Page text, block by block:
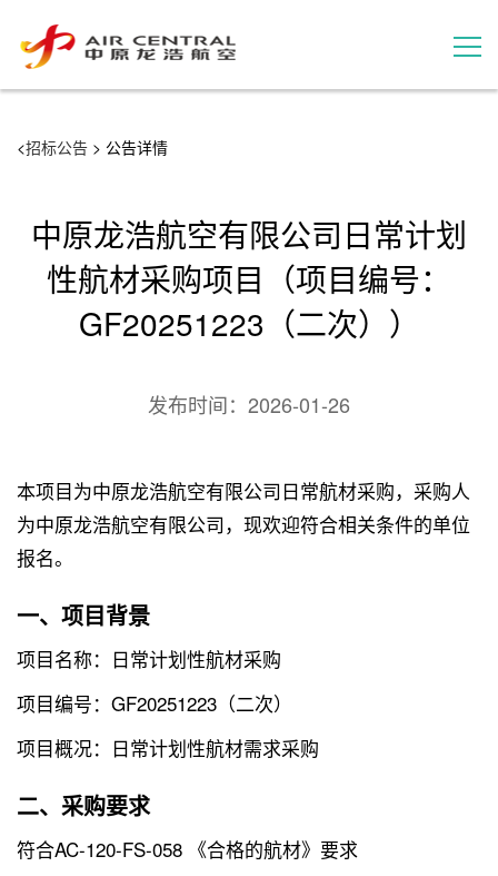
用户案例
联系我们
<招标公告 > 公告详情
中原龙浩航空有限公司日常计划
性航材采购项目（项目编号：
GF20251223（二次））
发布时间： 2026-01-26
本项目为中原龙浩航空有限公司日常航材采购，采购人
为中原龙浩航空有限公司，现欢迎符合相关条件的单位
报名。
一、项目背景
项目名称：日常计划性航材采购
项目编号：GF20251223（二次）
项目概况：日常计划性航材需求采购
二、采购要求
符合AC-120-FS-058 《合格的航材》要求